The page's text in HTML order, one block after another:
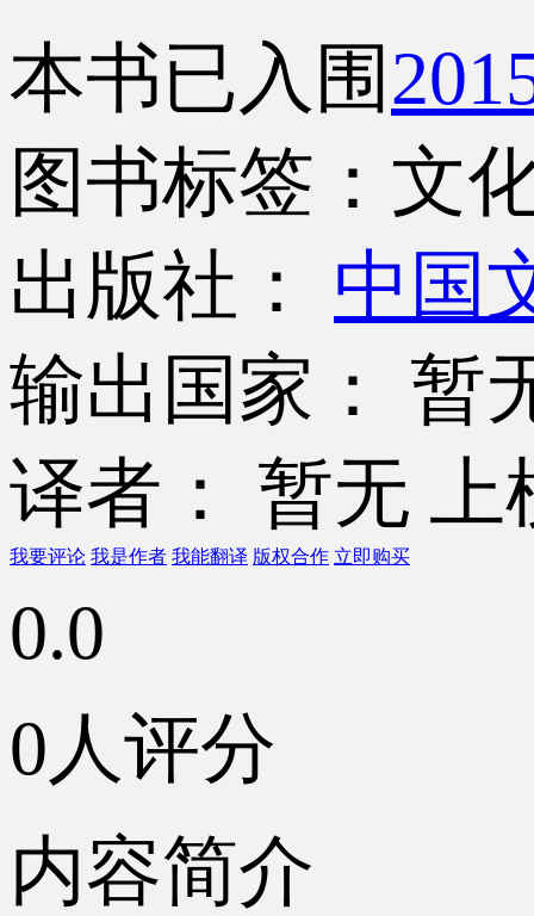
本书已入围
图书标签：文
出版社： 中国
输出国家： 暂
译者： 暂无 上
我要评论 我是作者 我能翻译 版权合作 立即购买
0.0
0人评分
内容简介